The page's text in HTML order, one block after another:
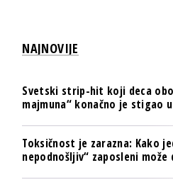
NAJNOVIJE
Svetski strip-hit koji deca
majmuna“ konačno je stigao
Toksičnost je zarazna: Kako
nepodnošljiv“ zaposleni